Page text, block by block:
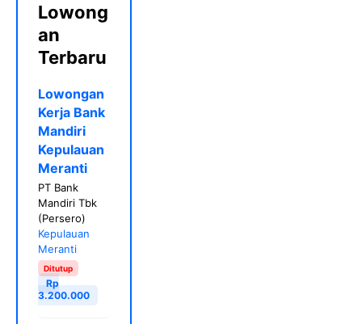
Lowong
an
Terbaru
Lowongan
Kerja Bank
Mandiri
Kepulauan
Meranti
PT Bank
Mandiri Tbk
(Persero)
Kepulauan
Meranti
Ditutup
Rp
3.200.000